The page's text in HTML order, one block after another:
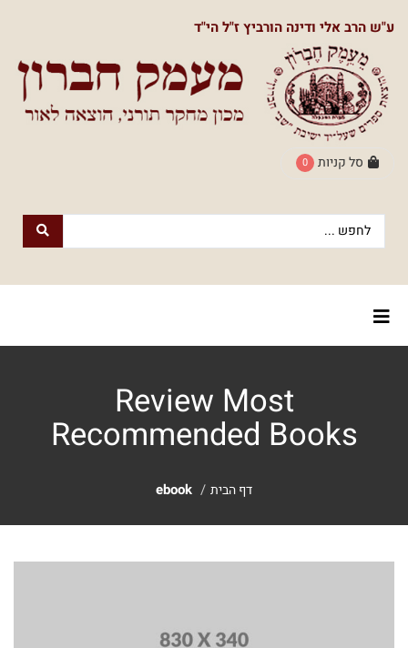
ע"ש הרב אלי ודינה הורביץ ז"ל הי"ד
סל קניות 0
תפריט
ראשי
דף
הבית
הספרים
הספרים
עם
נשמה
הספרים
חברון
לימוד
צור
משלוחים
Review Most
Recommended Books
דף הבית ebook